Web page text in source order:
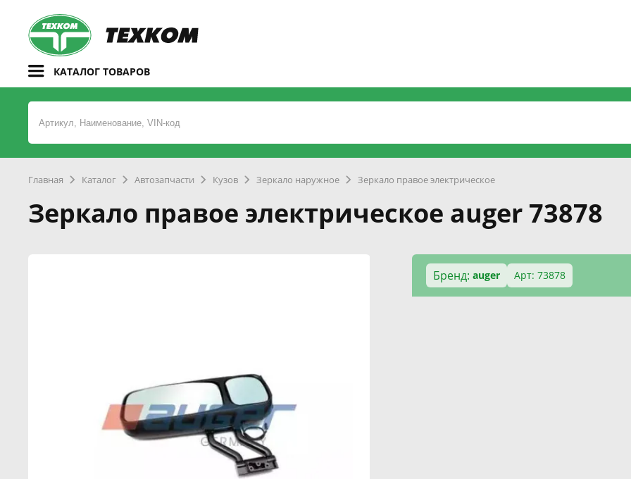
КАТАЛОГ ТОВАРОВ
Главная Каталог Автозапчасти Кузов Зеркало наружное Зеркало правое электрическое
Зеркало правое электрическое auger 73878
Бренд: auger Арт: 73878